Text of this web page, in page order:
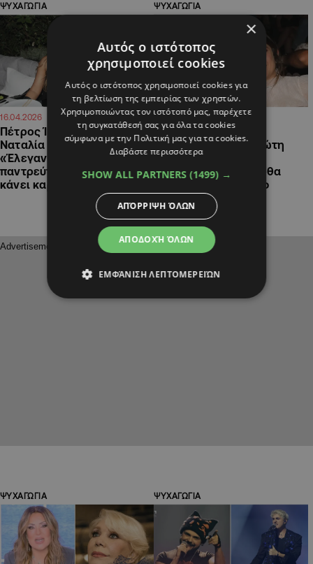
ΨΥΧΑΓΩΓΙΑ
16.04.2026 13:39
Πέτρος Ίμβριος για
Ναταλία Γερμανού:
«Έλεγαν ότι την
παντρεύτηκα για να μου
κάνει καριέρα»
ΨΥΧΑΓΩΓΙΑ
29.03.2026 16:29
Πέτρος Λαγούτης:
Αποκαλύπτει για πρώτη
φορά τον λόγο του
χωρισμού με τη Μάρθα
Λαμπίρη Φεντόρουφ
ΨΥΧΑΓΩΓΙΑ ΨΥΧΑΓΩΓΙΑ
×
Αυτός ο ιστότοπος
χρησιμοποιεί cookies
Αυτός ο ιστότοπος χρησιμοποιεί cookies για
τη βελτίωση της εμπειρίας των χρηστών.
Χρησιμοποιώντας τον ιστότοπό μας, παρέχετε
τη συγκατάθεσή σας για όλα τα cookies
σύμφωνα με την Πολιτική μας για τα cookies.
Διαβάστε περισσότερα
SHOW ALL PARTNERS (1499) →
ΑΠΟΔΟΧΉ ΌΛΩΝ
ΑΠΌΡΡΙΨΗ ΌΛΩΝ
ΕΜΦΆΝΙΣΗ ΛΕΠΤΟΜΕΡΕΙΏΝ